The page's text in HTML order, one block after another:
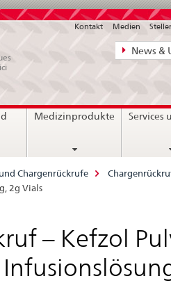
News,
News &
Kontakt Medien
Medizinprodukte Services
Chargenrückrufe
2g Vials
– Kefzol